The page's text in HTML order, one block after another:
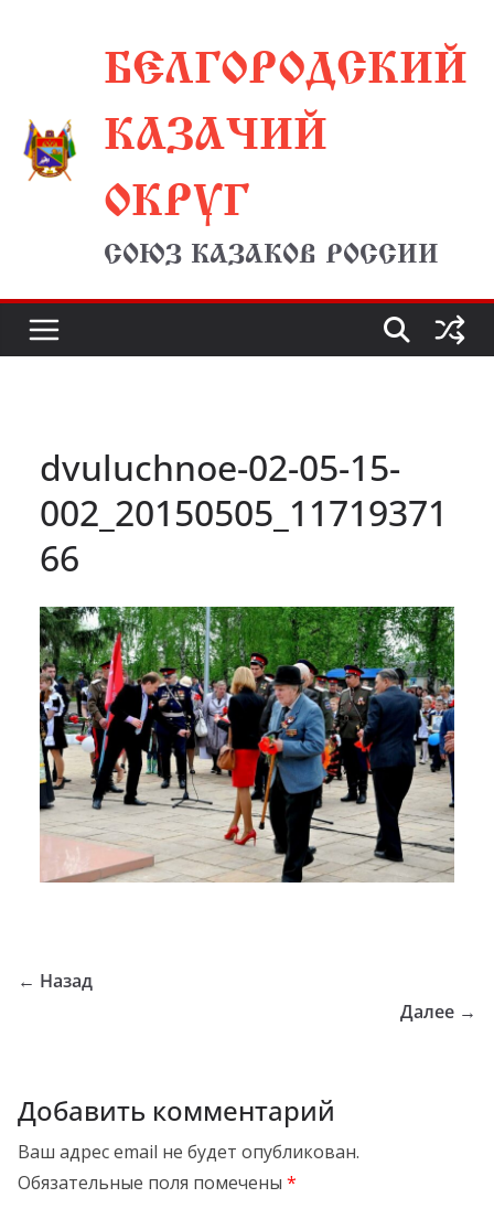
содержимомуБЕЛГОРОДСКИЙ
КАЗАЧИЙ
ОКРУГ
СОЮЗ КАЗАКОВ РОССИИ
dvuluchnoe-02-05-15-
002_20150505_11719371
66
← Назад
Далее →
Добавить комментарий
Ваш адрес email не будет опубликован.
Обязательные поля помечены *